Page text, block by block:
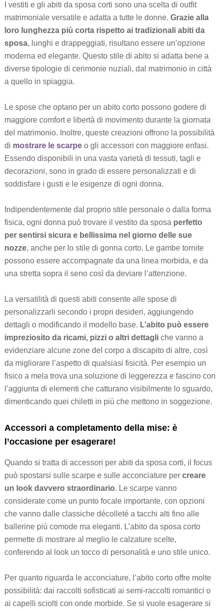
I vestiti e gli abiti da sposa corti sono una scelta di outfit
matrimoniale versatile e adatta a tutte le donne. Grazie alla
loro lunghezza più corta rispetto ai tradizionali abiti da
sposa, lunghi e drappeggiati, risultano essere un’opzione
moderna ed elegante. Questo stile di abito si adatta bene a
diverse tipologie di cerimonie nuziali, dal matrimonio in città
a quello in spiaggia.
Le spose che optano per un abito corto possono godere di
maggiore comfort e libertà di movimento durante la giornata
del matrimonio. Inoltre, queste creazioni offrono la possibilità
di mostrare le scarpe o gli accessori con maggiore enfasi.
Essendo disponibili in una vasta varietà di tessuti, tagli e
decorazioni, sono in grado di essere personalizzati e di
soddisfare i gusti e le esigenze di ogni donna.
Indipendentemente dal proprio stile personale o dalla forma
fisica, ogni donna può trovare il vestito da sposa perfetto
per sentirsi sicura e bellissima nel giorno delle sue
nozze, anche per lo stile di gonna corto. Le gambe tornite
possono essere accompagnate da una linea morbida, e da
una stretta sopra il seno così da deviare l’attenzione.
La versatilità di questi abiti consente alle spose di
personalizzarli secondo i propri desideri, aggiungendo
dettagli o modificando il modello base. L’abito può essere
impreziosito da ricami, pizzi o altri dettagliche vanno a
evidenziare alcune zone del corpo a discapito di altre, così
da migliorare l’aspetto di qualsiasi fisicità. Per esempio un
fisico a mela trova una soluzione di leggerezza e fascino con
l’aggiunta di elementi che catturano visibilmente lo sguardo,
dimenticando quei chiletti in più che mettono in soggezione.
Accessori a completamento della mise: è
l’occasione per esagerare!
Quando si tratta di accessori per abiti da sposa corti, il focus
può spostarsi sulle scarpe e sulle acconciature per creare
un look davvero straordinario. Le scarpe vanno
considerate come un punto focale importante, con opzioni
che vanno dalle classiche décolleté a tacchi alti fino alle
ballerine più comode ma eleganti. L’abito da sposa corto
permette di mostrare al meglio le calzature scelte,
conferendo al look un tocco di personalità e uno stile unico.
Per quanto riguarda le acconciature, l’abito corto offre molte
possibilità: dai raccolti sofisticati ai semi-raccolti romantici o
ai capelli sciolti con onde morbide. Se si vuole esagerare si